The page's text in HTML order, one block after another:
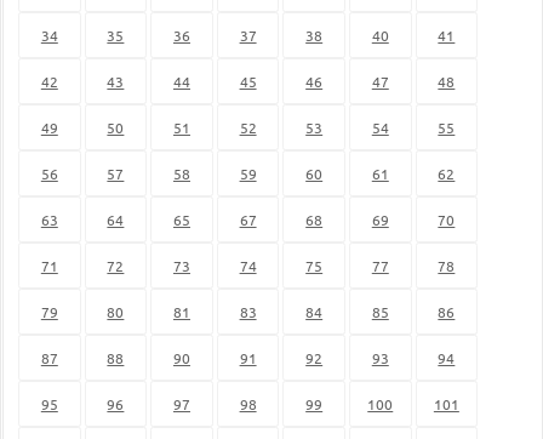
34 35 36 37 38 40 41
42 43 44 45 46 47 48
49 50 51 52 53 54 55
56 57 58 59 60 61 62
63 64 65 67 68 69 70
71 72 73 74 75 77 78
79 80 81 83 84 85 86
87 88 90 91 92 93 94
95 96 97 98 99 100 101